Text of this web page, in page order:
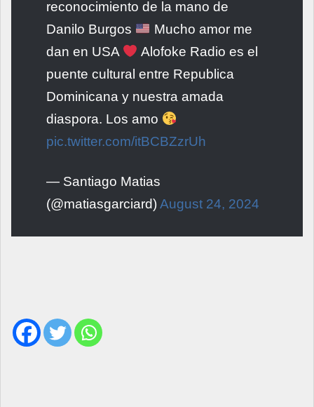
reconocimiento de la mano de
Danilo Burgos
Mucho amor me
dan en USA
Alofoke Radio es el
puente cultural entre Republica
Dominicana y nuestra amada
diaspora. Los amo
pic.twitter.com/itBCBZzrUh
— Santiago Matias
(@matiasgarciard)August 24, 2024